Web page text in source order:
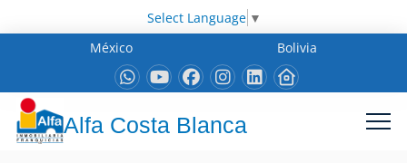
Select Language ▼
México
Bolivia
Alfa Costa Blanca